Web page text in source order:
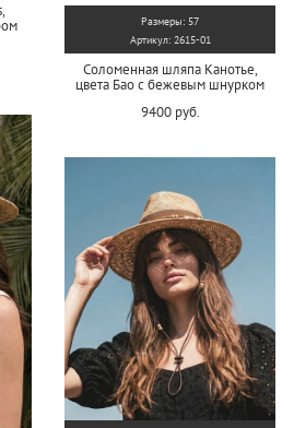
Размеры: 57
Артикул: 2615-01
Соломенная шляпа Канотье,
цвета Бао с бежевым шнурком
9400 руб.